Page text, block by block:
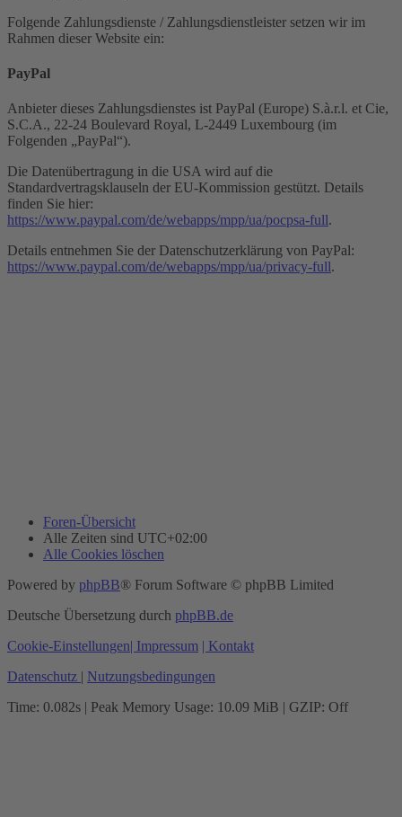
Folgende Zahlungsdienste / Zahlungsdienstleister setzen wir im
Rahmen dieser Website ein:
PayPal
Anbieter dieses Zahlungsdienstes ist PayPal (Europe) S.à.r.l. et Cie,
S.C.A., 22-24 Boulevard Royal, L-2449 Luxembourg (im
Folgenden „PayPal“).
Die Datenübertragung in die USA wird auf die
Standardvertragsklauseln der EU-Kommission gestützt. Details
finden Sie hier:
https://www.paypal.com/de/webapps/mpp/ua/pocpsa-full.
Details entnehmen Sie der Datenschutzerklärung von PayPal:
https://www.paypal.com/de/webapps/mpp/ua/privacy-full.
Foren-Übersicht
Alle Zeiten sind UTC+02:00
Alle Cookies löschen
Powered by phpBB® Forum Software © phpBB Limited
Deutsche Übersetzung durch phpBB.de
Cookie-Einstellungen| Impressum | Kontakt
Datenschutz | Nutzungsbedingungen
Time: 0.082s | Peak Memory Usage: 10.09 MiB | GZIP: Off